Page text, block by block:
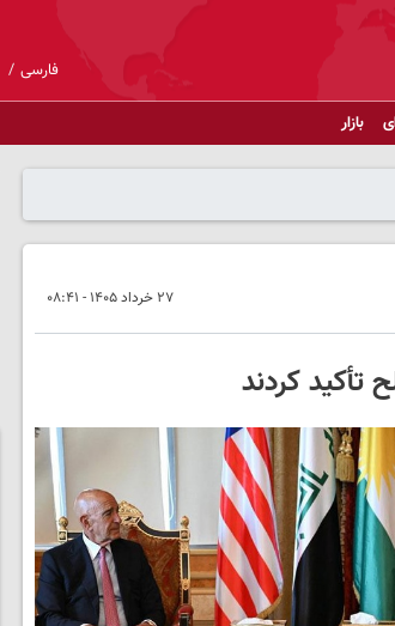
فارسی
بازار
۲۷ خرداد ۱۴۰۵ - ۰۸:۴۱
تأکید کردند